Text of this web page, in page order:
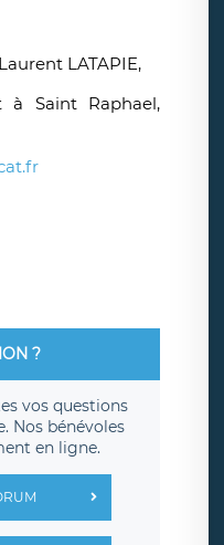
LATAPIE,
à Saint Raphael,
?
vos questions
Nos bénévoles
en ligne.